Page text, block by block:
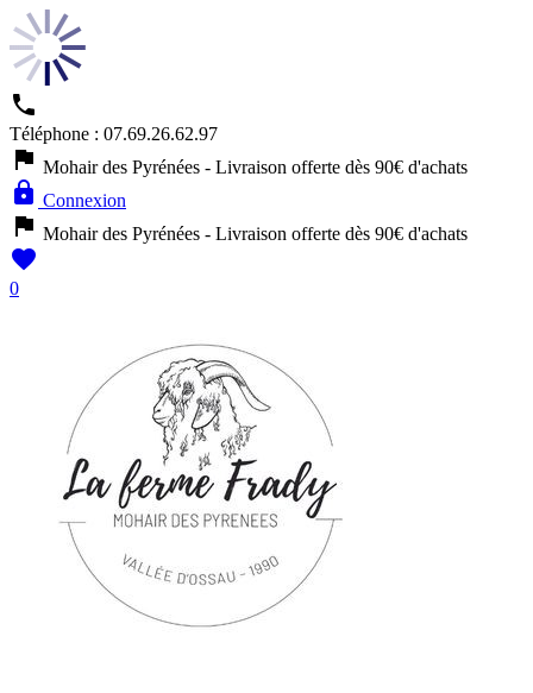

Téléphone : 07.69.26.62.97
 Mohair des Pyrénées - Livraison offerte dès 90€ d'achats
 Connexion
 Mohair des Pyrénées - Livraison offerte dès 90€ d'achats

0